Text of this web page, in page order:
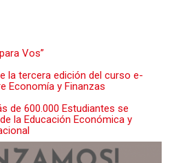
Vos”
la tercera edición del curso e-
Economía y Finanzas
de 600.000 Estudiantes se
la Educación Económica y